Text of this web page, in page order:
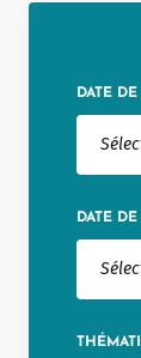
DATE
DATE